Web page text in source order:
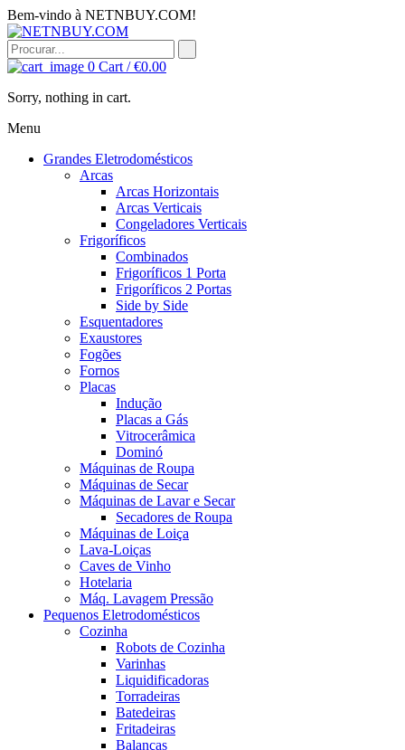
Bem-vindo à NETNBUY.COM!
0 Cart /€0.00
Sorry, nothing in cart.
Menu
Grandes Eletrodomésticos
Arcas
Arcas Horizontais
Arcas Verticais
Congeladores Verticais
Frigoríficos
Combinados
Frigoríficos 1 Porta
Frigoríficos 2 Portas
Side by Side
Esquentadores
Exaustores
Fogões
Fornos
Placas
Indução
Placas a Gás
Vitrocerâmica
Dominó
Máquinas de Roupa
Máquinas de Secar
Máquinas de Lavar e Secar
Secadores de Roupa
Máquinas de Loiça
Lava-Loiças
Caves de Vinho
Hotelaria
Máq. Lavagem Pressão
Pequenos Eletrodomésticos
Cozinha
Robots de Cozinha
Varinhas
Liquidificadoras
Torradeiras
Batedeiras
Fritadeiras
Balanças